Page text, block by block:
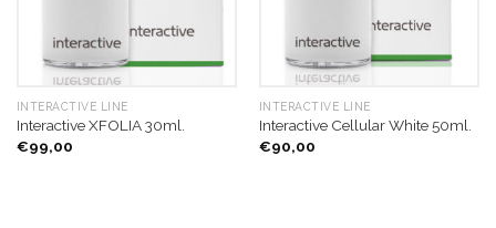
INTERACTIVE LINE
Interactive XFOLIA 30ml.
€99,00
INTERACTIVE LINE
Interactive Cellular White 50ml.
€90,00